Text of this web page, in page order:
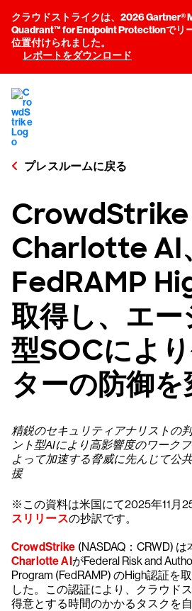
クラウドストライクは、2026 Gartner®
Quadrant™ for Endpoint Protectionでリ
位置付けられました。
レポートをダウンロード
プレスルームに戻る
CrowdStrike
Charlotte AI、
FedRAMP
取得し、エー
型SOCによ
ターの防御を
精鋭のセキュリティアナリストの
ント型AIにより高影響度のワーク
よって加速する脅威に先んじて公
援
※この資料は米国にて2025年11月
スリリースの抄訳です。
CrowdStrike (NASDAQ：CRWD) は
Charlotte AIがFederal Risk and
Program (FedRAMP) のHigh認証を
した。この認証により、クラウド
得意とする時間のかかるタスクを